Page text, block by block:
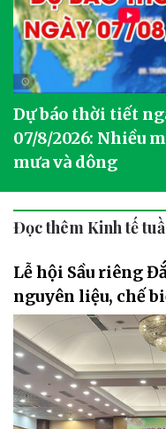
Dự báo thời tiết
07/8/2026: Nhiều
mưa và dông
Đọc thêm Kinh tế
Lễ hội Sầu riêng
nguyên liệu, chế